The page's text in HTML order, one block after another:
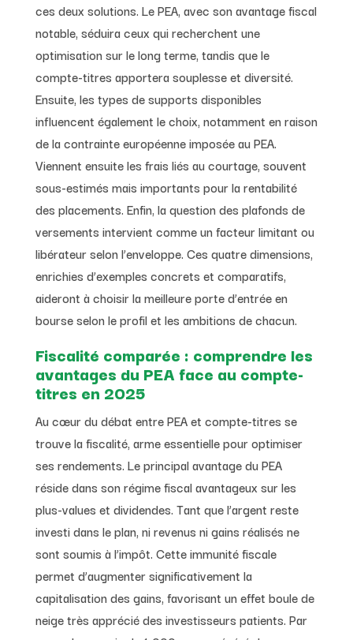
ces deux solutions. Le PEA, avec son avantage fiscal
notable, séduira ceux qui recherchent une
optimisation sur le long terme, tandis que le
compte-titres apportera souplesse et diversité.
Ensuite, les types de supports disponibles
influencent également le choix, notamment en raison
de la contrainte européenne imposée au PEA.
Viennent ensuite les frais liés au courtage, souvent
sous-estimés mais importants pour la rentabilité
des placements. Enfin, la question des plafonds de
versements intervient comme un facteur limitant ou
libérateur selon l’enveloppe. Ces quatre dimensions,
enrichies d’exemples concrets et comparatifs,
aideront à choisir la meilleure porte d’entrée en
bourse selon le profil et les ambitions de chacun.
Fiscalité comparée : comprendre les
avantages du PEA face au compte-
titres en 2025
Au cœur du débat entre PEA et compte-titres se
trouve la fiscalité, arme essentielle pour optimiser
ses rendements. Le principal avantage du PEA
réside dans son régime fiscal avantageux sur les
plus-values et dividendes. Tant que l’argent reste
investi dans le plan, ni revenus ni gains réalisés ne
sont soumis à l’impôt. Cette immunité fiscale
permet d’augmenter significativement la
capitalisation des gains, favorisant un effet boule de
neige très apprécié des investisseurs patients. Par